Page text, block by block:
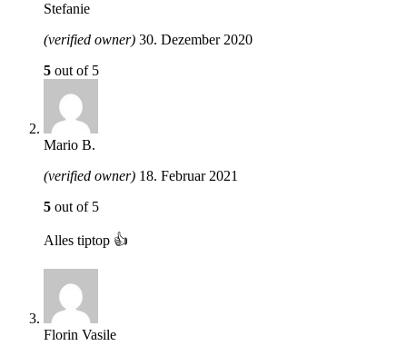
Stefanie
(verified owner) 30. Dezember 2020
5 out of 5
Mario B.
(verified owner) 18. Februar 2021
5 out of 5
Alles tiptop 👍
Florin Vasile